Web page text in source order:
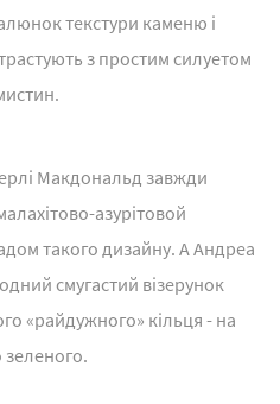
текстури каменю і
з простим силуетом
Макдональд завжди
азурітовой
такого дизайну. А Андреа
смугастий візерунок
«райдужного» кільця - на
зеленого.